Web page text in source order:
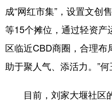
成“网红市集”，设置文创
等15个摊位，通过轻资产
区临近CBD商圈，合理
助于聚人气、添活力。”何
目前，刘家大堰社区